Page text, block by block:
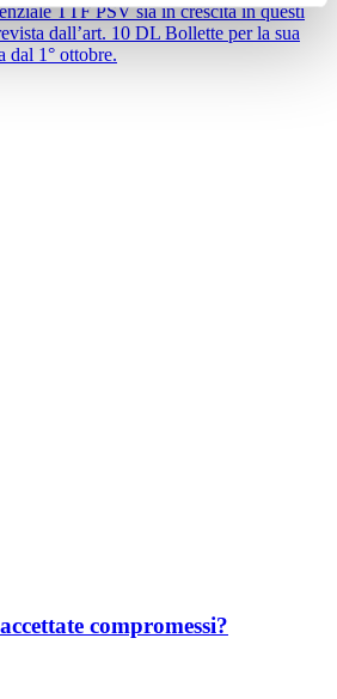
TTF PSV sia in crescita in questi
dall’art. 10 DL Bollette per la sua
dal 1° ottobre.